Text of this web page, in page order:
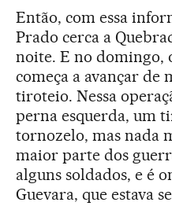
Então, com essa
Prado cerca a
noite. E no domingo,
começa a avançar de
tiroteio. Nessa
perna esquerda, um
tornozelo, mas nada
maior parte dos
alguns soldados, e é
Guevara, que estava